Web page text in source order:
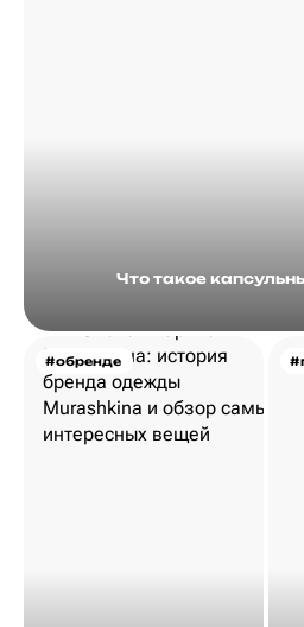
Что такое
#обренде